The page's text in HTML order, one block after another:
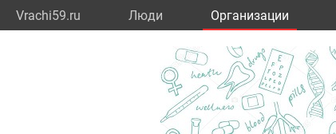
Vrachi59.ru Люди Организации